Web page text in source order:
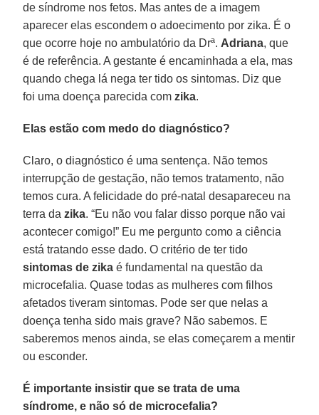
de síndrome nos fetos. Mas antes de a imagem
aparecer elas escondem o adoecimento por zika. É o
que ocorre hoje no ambulatório da Drª. Adriana, que
é de referência. A gestante é encaminhada a ela, mas
quando chega lá nega ter tido os sintomas. Diz que
foi uma doença parecida comzika.
Elas estão com medo do diagnóstico?
Claro, o diagnóstico é uma sentença. Não temos
interrupção de gestação, não temos tratamento, não
temos cura. A felicidade do pré-natal desapareceu na
terra dazika. “Eu não vou falar disso porque não vai
acontecer comigo!” Eu me pergunto como a ciência
está tratando esse dado. O critério de ter tido
sintomas de zika é fundamental na questão da
microcefalia. Quase todas as mulheres com filhos
afetados tiveram sintomas. Pode ser que nelas a
doença tenha sido mais grave? Não sabemos. E
saberemos menos ainda, se elas começarem a mentir
ou esconder.
É importante insistir que se trata de uma
síndrome, e não só de microcefalia?